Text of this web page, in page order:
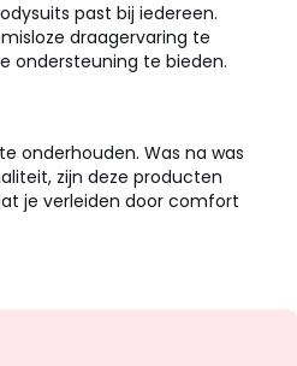
past bij iedereen.
draagervaring te
ondersteuning te bieden.
onderhouden. Was na was
zijn deze producten
je verleiden door comfort